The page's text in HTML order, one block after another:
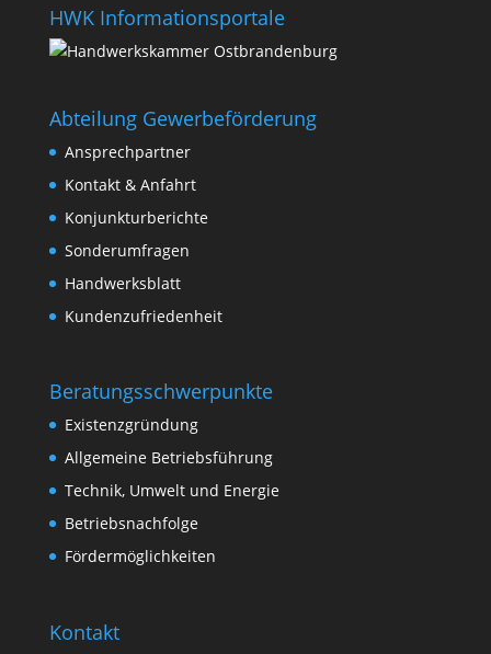
HWK Informationsportale
Abteilung Gewerbeförderung
Ansprechpartner
Kontakt & Anfahrt
Konjunkturberichte
Sonderumfragen
Handwerksblatt
Kundenzufriedenheit
Beratungsschwerpunkte
Existenzgründung
Allgemeine Betriebsführung
Technik, Umwelt und Energie
Betriebsnachfolge
Fördermöglichkeiten
Kontakt